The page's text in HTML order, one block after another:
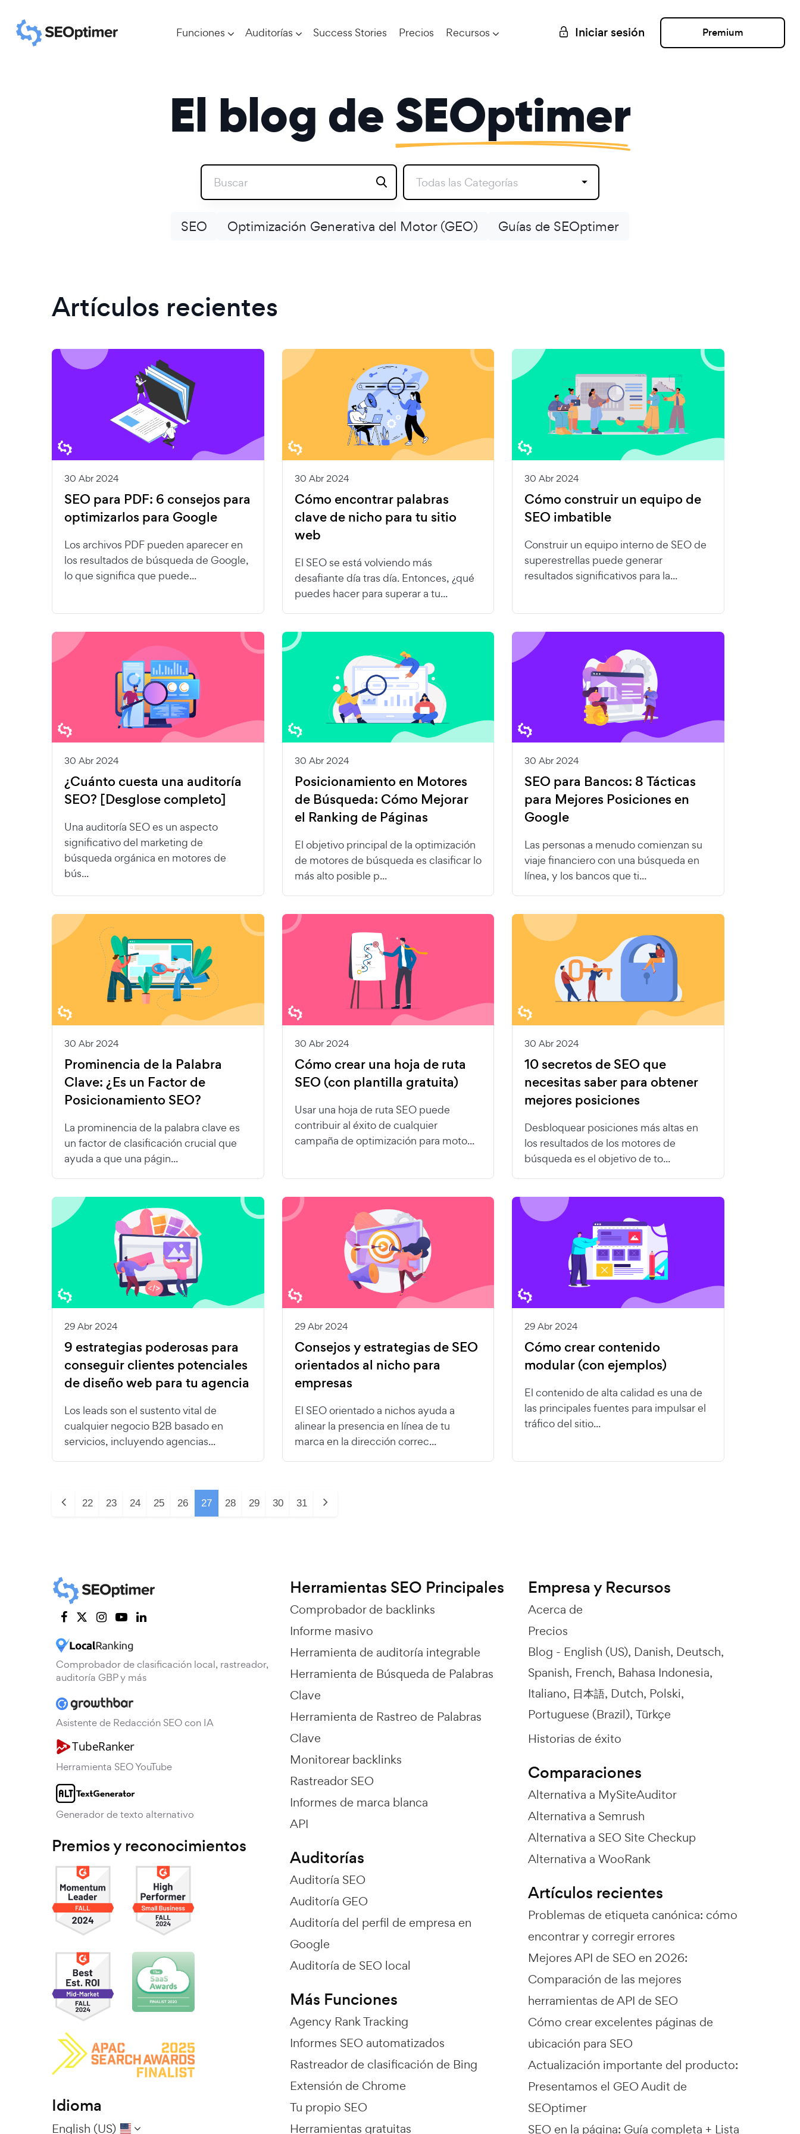
Funciones Auditorías Success Stories Precios Recursos Iniciar sesión Premium
El blog de SEOptimer
Todas las Categorías
SEO Optimización Generativa del Motor (GEO) Guías de SEOptimer
Artículos recientes
30 Abr 2024
SEO para PDF: 6 consejos para
optimizarlos para Google
Los archivos PDF pueden aparecer en
los resultados de búsqueda de Google,
lo que significa que puede...
30 Abr 2024
Cómo encontrar palabras
clave de nicho para tu sitio
web
El SEO se está volviendo más
desafiante día tras día. Entonces, ¿qué
puedes hacer para superar a tu...
30 Abr 2024
Cómo construir un equipo de
SEO imbatible
Construir un equipo interno de SEO de
superestrellas puede generar
resultados significativos para la...
30 Abr 2024
¿Cuánto cuesta una auditoría
SEO? [Desglose completo]
Una auditoría SEO es un aspecto
significativo del marketing de
búsqueda orgánica en motores de
bús...
30 Abr 2024
Posicionamiento en Motores
de Búsqueda: Cómo Mejorar
el Ranking de Páginas
El objetivo principal de la optimización
de motores de búsqueda es clasificar lo
más alto posible p...
30 Abr 2024
SEO para Bancos: 8 Tácticas
para Mejores Posiciones en
Google
Las personas a menudo comienzan su
viaje financiero con una búsqueda en
línea, y los bancos que ti...
30 Abr 2024
Prominencia de la Palabra
Clave: ¿Es un Factor de
Posicionamiento SEO?
La prominencia de la palabra clave es
un factor de clasificación crucial que
ayuda a que una págin...
30 Abr 2024
Cómo crear una hoja de ruta
SEO (con plantilla gratuita)
Usar una hoja de ruta SEO puede
contribuir al éxito de cualquier
campaña de optimización para moto...
30 Abr 2024
10 secretos de SEO que
necesitas saber para obtener
mejores posiciones
Desbloquear posiciones más altas en
los resultados de los motores de
búsqueda es el objetivo de to...
29 Abr 2024
9 estrategias poderosas para
conseguir clientes potenciales
de diseño web para tu agencia
Los leads son el sustento vital de
cualquier negocio B2B basado en
servicios, incluyendo agencias...
29 Abr 2024
Consejos y estrategias de SEO
orientados al nicho para
empresas
El SEO orientado a nichos ayuda a
alinear la presencia en línea de tu
marca en la dirección correc...
29 Abr 2024
Cómo crear contenido
modular (con ejemplos)
El contenido de alta calidad es una de
las principales fuentes para impulsar el
tráfico del sitio...
22 23 24 25 26 27 28 29 30 31
Comprobador de clasificación local, rastreador,
auditoría GBP y más
Asistente de Redacción SEO con IA
Herramienta SEO YouTube
Generador de texto alternativo
Premios y reconocimientos
Idioma
English (US)
Herramientas SEO Principales
Comprobador de backlinks
Informe masivo
Herramienta de auditoría integrable
Herramienta de Búsqueda de Palabras
Clave
Herramienta de Rastreo de Palabras
Clave
Monitorear backlinks
Rastreador SEO
Informes de marca blanca
API
Auditorías
Auditoría SEO
Auditoría GEO
Auditoría del perfil de empresa en
Google
Auditoría de SEO local
Más Funciones
Agency Rank Tracking
Informes SEO automatizados
Rastreador de clasificación de Bing
Extensión de Chrome
Tu propio SEO
Herramientas gratuitas
Empresa y Recursos
Acerca de
Precios
Blog - English (US) Danish Deutsch
Spanish French Bahasa Indonesia
Italiano 日本語 Dutch Polski
Portuguese (Brazil) Türkçe
Historias de éxito
Comparaciones
Alternativa a MySiteAuditor
Alternativa a Semrush
Alternativa a SEO Site Checkup
Alternativa a WooRank
Artículos recientes
Problemas de etiqueta canónica: cómo
encontrar y corregir errores
Mejores API de SEO en 2026:
Comparación de las mejores
herramientas de API de SEO
Cómo crear excelentes páginas de
ubicación para SEO
Actualización importante del producto:
Presentamos el GEO Audit de
SEOptimer
SEO en la página: Guía completa + Lista